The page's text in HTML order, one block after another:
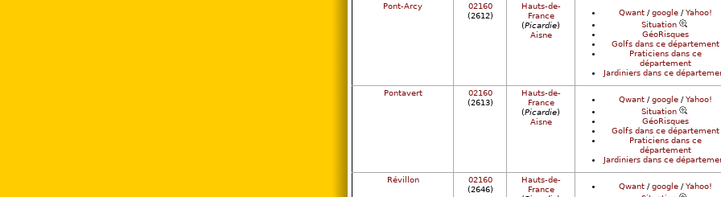
Pont-Arcy
02160
(2612)
Hauts-de-
France
(Picardie)
Aisne
Qwant/google/Yahoo!
Situation
GéoRisques
Golfs dans ce département
Praticiens dans ce
département
Jardiniers dans ce
Pontavert
02160
(2613)
Hauts-de-
France
(Picardie)
Aisne
Qwant/google/Yahoo!
Situation
GéoRisques
Golfs dans ce département
Praticiens dans ce
département
Jardiniers dans ce
Révillon
02160
(2646)
Hauts-de-
France
Qwant/google/Yahoo!